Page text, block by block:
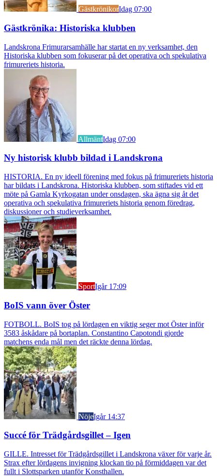
GästkrönikorIdag 07:00
Gästkrönika: Historiska klubben
Landskrona Frimurarsamhälle har startat en ny verksamhet, den
Historiska klubben som fokuserar på det operativa och spekulativa
frimureriets historia.
AllmäntIdag 07:00
Ny historisk klubb bildad i Landskrona
HISTORIA. En ny ideell förening med fokus på frimureriets historia
har bildats i Landskrona. Historiska klubben, som stiftades vid ett
möte på Gamla Kyrkogatan under onsdagen, ska ägna sig åt det
operativa och spekulativa frimureriets historia genom föredrag,
diskussioner och studieverksamhet.
SportIgår 17:09
BoIS vann över Öster
FOTBOLL. BoIS tog på lördagen en viktig seger mot Öster inför
3583 åskådare på bortaplan. Constantino Capotondi gjorde
matchens enda mål men det räckte denna lördag.
NöjeIgår 14:37
Succé för Trädgårdsgillet – Igen
GILLE. Intresset för Trädgårdsgillet i Landskrona växer för varje år.
Strax efter lördagens invigning klockan tio på förmiddagen var det
fullt i Slottsparken utanför Konsthallen.